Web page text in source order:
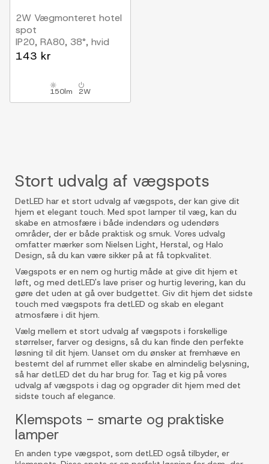
2W Vægmonteret hotel
spot
IP20, RA80, 38°, hvid
143 kr
150lm 2W
Stort udvalg af vægspots
DetLED har et stort udvalg af vægspots, der kan give dit
hjem et elegant touch. Med spot lamper til væg, kan du
skabe en atmosfære i både indendørs og udendørs
områder, der er både praktisk og smuk. Vores udvalg
omfatter mærker som Nielsen Light, Herstal, og Halo
Design, så du kan være sikker på at få topkvalitet.
Vægspots er en nem og hurtig måde at give dit hjem et
løft, og med detLED's lave priser og hurtig levering, kan du
gøre det uden at gå over budgettet. Giv dit hjem det sidste
touch med vægspots fra detLED og skab en elegant
atmosfære i dit hjem.
Vælg mellem et stort udvalg af vægspots i forskellige
størrelser, farver og designs, så du kan finde den perfekte
løsning til dit hjem. Uanset om du ønsker at fremhæve en
bestemt del af rummet eller skabe en almindelig belysning,
så har detLED det du har brug for. Tag et kig på vores
udvalg af vægspots i dag og opgrader dit hjem med det
sidste touch af elegance.
Klemspots - smarte og praktiske
lamper
En anden type vægspot, som detLED også tilbyder, er